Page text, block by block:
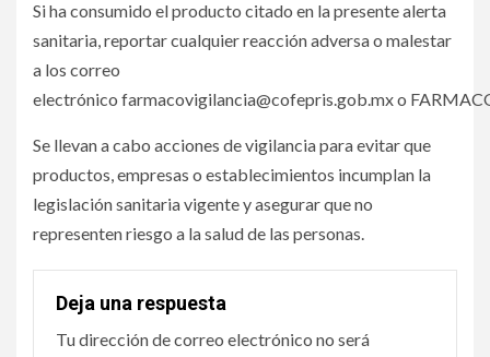
Si ha consumido el producto citado en la presente alerta
sanitaria, reportar cualquier reacción adversa o malestar
a los correo
electrónico farmacovigilancia@cofepris.gob.mx o
Se llevan a cabo acciones de vigilancia para evitar que
productos, empresas o establecimientos incumplan la
legislación sanitaria vigente y asegurar que no
representen riesgo a la salud de las personas.
Deja una respuesta
Tu dirección de correo electrónico no será